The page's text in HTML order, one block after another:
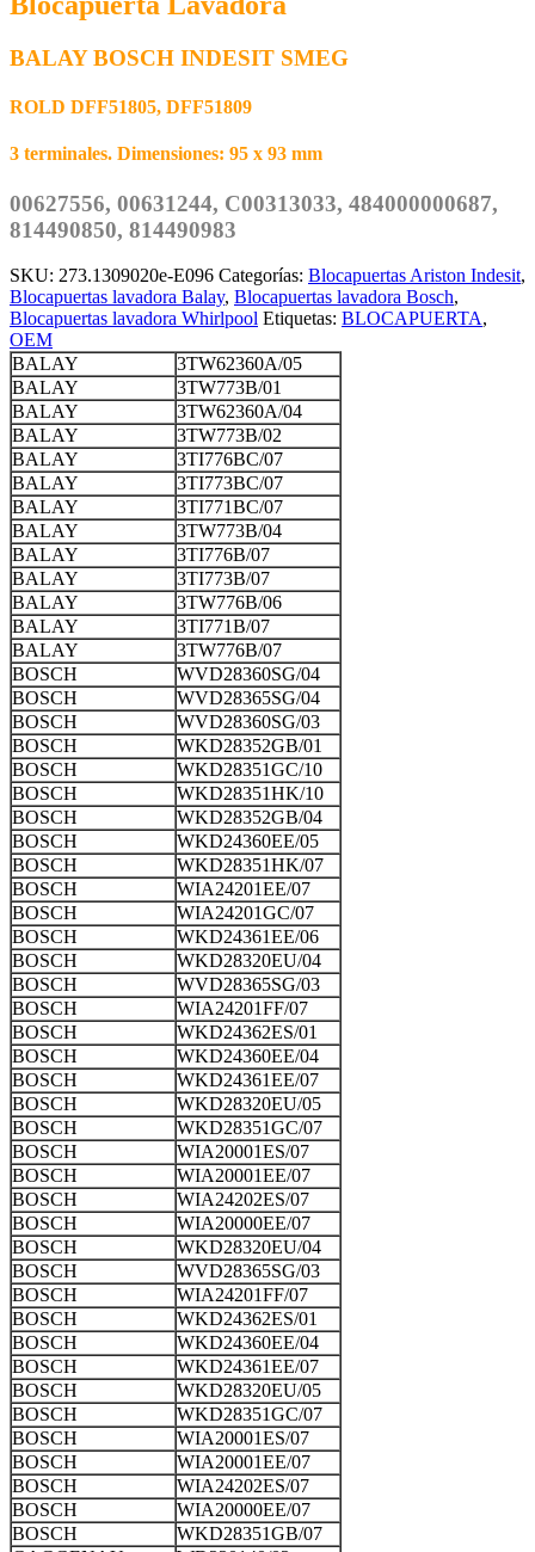
BALAY BOSCH INDESIT SMEG
ROLD DFF51805, DFF51809
3 terminales. Dimensiones: 95 x 93 mm
00627556, 00631244, C00313033, 484000000687,
814490850, 814490983
SKU: 273.1309020e-E096 Categorías: Blocapuertas Ariston Indesit,
Blocapuertas lavadora Balay, Blocapuertas lavadora Bosch,
Blocapuertas lavadora Whirlpool Etiquetas: BLOCAPUERTA,
OEM
BALAY
3TW62360A/05
BALAY
3TW773B/01
BALAY
3TW62360A/04
BALAY
3TW773B/02
BALAY
3TI776BC/07
BALAY
3TI773BC/07
BALAY
3TI771BC/07
BALAY
3TW773B/04
BALAY
3TI776B/07
BALAY
3TI773B/07
BALAY
3TW776B/06
BALAY
3TI771B/07
BALAY
3TW776B/07
BOSCH
WVD28360SG/04
BOSCH
WVD28365SG/04
BOSCH
WVD28360SG/03
BOSCH
WKD28352GB/01
BOSCH
WKD28351GC/10
BOSCH
WKD28351HK/10
BOSCH
WKD28352GB/04
BOSCH
WKD24360EE/05
BOSCH
WKD28351HK/07
BOSCH
WIA24201EE/07
BOSCH
WIA24201GC/07
BOSCH
WKD24361EE/06
BOSCH
WKD28320EU/04
BOSCH
WVD28365SG/03
BOSCH
WIA24201FF/07
BOSCH
WKD24362ES/01
BOSCH
WKD24360EE/04
BOSCH
WKD24361EE/07
BOSCH
WKD28320EU/05
BOSCH
WKD28351GC/07
BOSCH
WIA20001ES/07
BOSCH
WIA20001EE/07
BOSCH
WIA24202ES/07
BOSCH
WIA20000EE/07
BOSCH
WKD28320EU/04
BOSCH
WVD28365SG/03
BOSCH
WIA24201FF/07
BOSCH
WKD24362ES/01
BOSCH
WKD24360EE/04
BOSCH
WKD24361EE/07
BOSCH
WKD28320EU/05
BOSCH
WKD28351GC/07
BOSCH
WIA20001ES/07
BOSCH
WIA20001EE/07
BOSCH
WIA24202ES/07
BOSCH
WIA20000EE/07
BOSCH
WKD28351GB/07